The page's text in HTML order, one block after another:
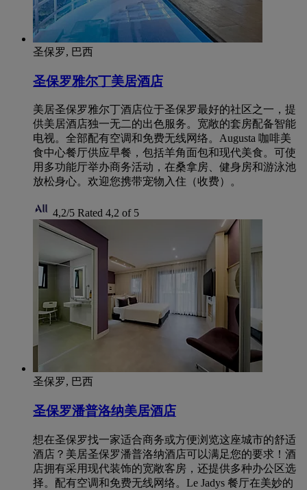
圣保罗, 巴西
圣保罗雅尔丁美居酒店
美居圣保罗雅尔丁酒店位于圣保罗最好的社区之一，提
供美居酒店独一无二的出色服务。宽敞的套房配备智能
电视。全部配有空调和免费无线网络。Augusta 咖啡美
食中心餐厅供应早餐，包括羊角面包和现代美食。可使
用多功能厅举办商务活动，在桑拿房、健身房和游泳池
放松身心。欢迎您携带宠物入住（收费）。
4,2/5 Rated 4,2 of 5
圣保罗, 巴西
圣保罗潘普洛纳美居酒店
想在圣保罗找一家适合商务或方便浏览这座城市的舒适
酒店？美居圣保罗潘普洛纳酒店可以满足您的要求！酒
店拥有采用现代装饰的宽敞客房，还提供多种办公区选
择。配有空调和免费无线网络。Le Jadys 餐厅在美妙的